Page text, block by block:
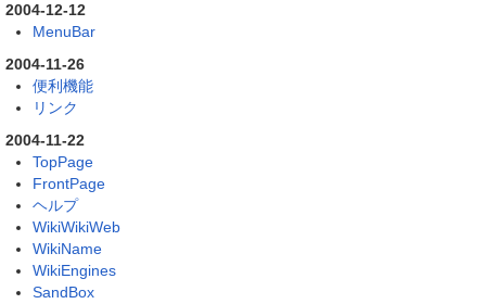
2004-12-12
MenuBar
2004-11-26
便利機能
リンク
2004-11-22
TopPage
FrontPage
ヘルプ
WikiWikiWeb
WikiName
WikiEngines
SandBox